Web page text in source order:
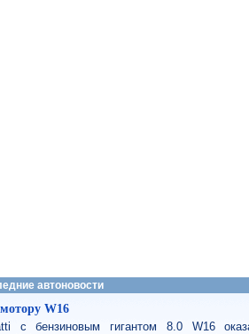
автоновости
W16
с бензиновым гигантом 8.0 W16